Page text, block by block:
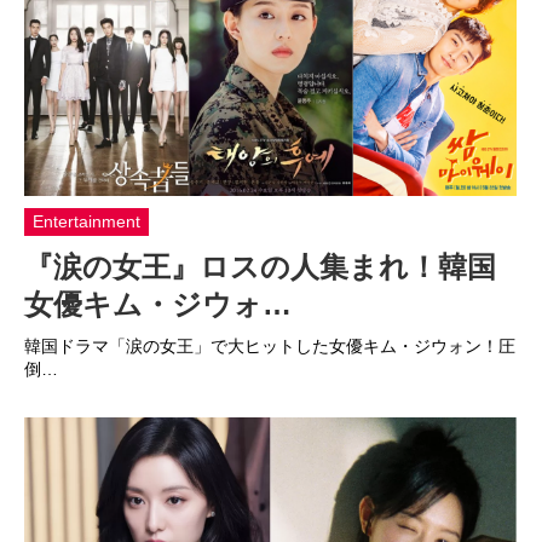
Entertainment
『涙の女王』ロスの人集まれ！韓国
女優キム・ジウォ…
韓国ドラマ「涙の女王」で大ヒットした女優キム・ジウォン！圧
倒…